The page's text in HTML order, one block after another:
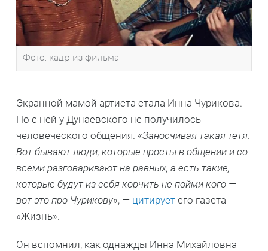
Фото: кадр из фильма
Экранной мамой артиста стала Инна Чурикова.
Но с ней у Дунаевского не получилось
человеческого общения. «Заносчивая такая тетя.
Вот бывают люди, которые просты в общении и со
всеми разговаривают на равных, а есть такие,
которые будут из себя корчить не пойми кого —
вот это про Чурикову», — цитирует его газета
«Жизнь».
Он вспомнил, как однажды Инна Михайловна